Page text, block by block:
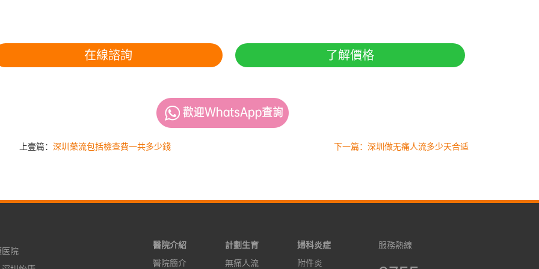
在線諮詢 了解價格
上壹篇：深圳藥流包括檢查費一共多少錢 下一篇：深圳做无痛人流多少天合适
院
醫院介紹
醫院簡介
計劃生育
無痛人流
婦科炎症
附件炎
服務熱線